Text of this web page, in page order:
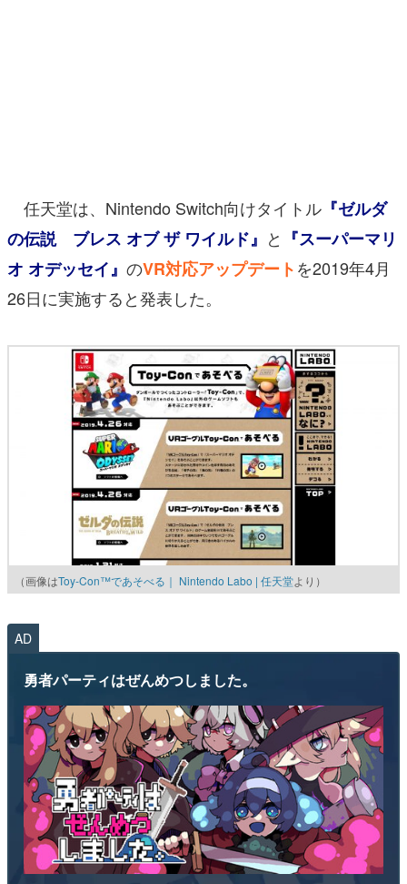
アプリレビュー
その他
電ファミニコゲーマーとは？
任天堂は、Nintendo Switch向けタイトル 『ゼルダ
の伝説 ブレス オブ ザ ワイルド』 と 『スーパーマリ
オ オデッセイ』 のVR対応アップデートを2019年4月
26日に実施すると発表した。
（画像はToy-Con™であそべる｜ Nintendo Labo | 任天堂より）
AD
勇者パーティはぜんめつしました。